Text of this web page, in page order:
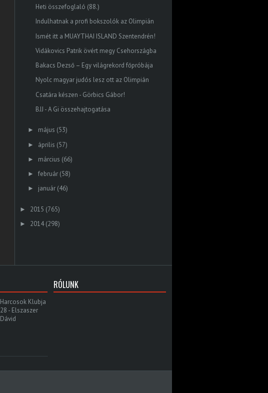
Heti összefoglaló (88.)
Indulhatnak a profi bokszolók az Olimpián
Ismét itt a MUAYTHAI ISLAND Szentendrén!
Vidákovics Patrik övért megy Csehországba
Bakacs Dezső – Egy világrekord főpróbája
Nyolc magyar judós lesz ott az Olimpián
Csatára készen - Görbics Gábor!
BJJ - A Gi összehajtogatása
► május (53)
► április (57)
► március (66)
► február (58)
► január (46)
► 2015 (765)
► 2014 (298)
Harcosok Klubja
28 - Elszaszer
Dávid
RÓLUNK